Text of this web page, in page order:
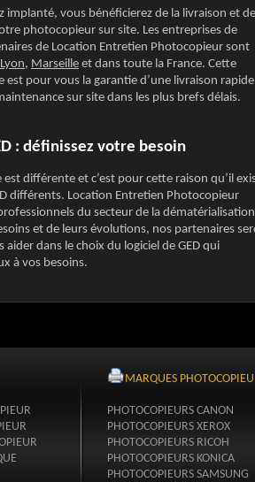
implanté, vous bénéficierez de la livraison et
photocopieur sur site. Les entreprises de
de Location Entretien Photocopieur sont
Lyon, Marseilleet dans toute la France. Cette
est pour vous la garantie d’une livraison rapide
sur site dans les plus brefs délais.
: définissez votre besoin
différente et c’est pour cette raison qu’il
différents. Location Entretien Photocopieur
du secteur de la
et de leurs évolutions, nos partenaires
aider dans le choix du logiciel de GED qui
à vos besoins.
MARQUES
PHOTOCOPIEURS CANON
PHOTOCOPIEURS XEROX
PHOTOCOPIEURS RICOH
PHOTOCOPIEURS KONICA
PHOTOCOPIEURS SAMSUNG